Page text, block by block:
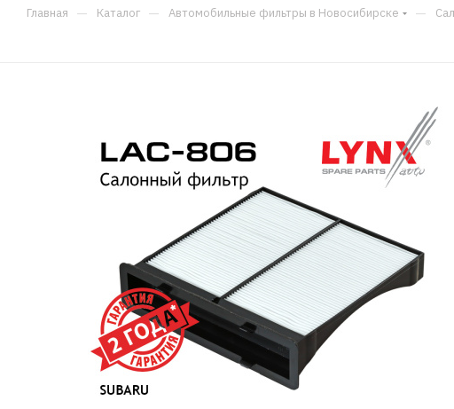
Главная — Каталог — Автомобильные фильтры в Новосибирске —